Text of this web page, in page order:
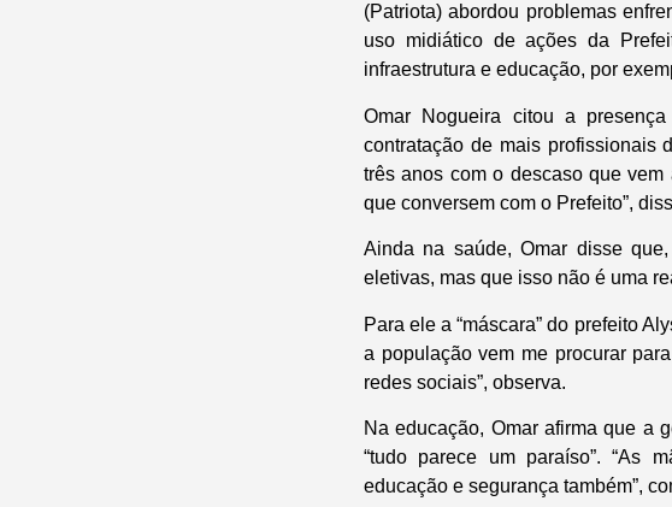
(Patriota) abordou problemas
uso midiático de ações da
infraestrutura e educação, por
Omar Nogueira citou a
contratação de mais profissionais
três anos com o descaso que
que conversem com o Prefeito”,
Ainda na saúde, Omar disse
eletivas, mas que isso não é uma
Para ele a “máscara” do prefeito
a população vem me procurar
redes sociais”, observa.
Na educação, Omar afirma que a
“tudo parece um paraíso”. “As
educação e segurança também”,